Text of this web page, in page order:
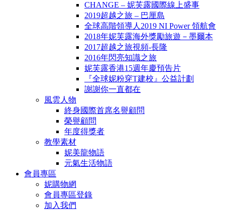
CHANGE – 妮芙露國際線上盛事
2019超越之旅 – 巴厘島
全球高階領導人2019 NI Power 領航會
2018年妮芙露海外獎勵旅遊－墨爾本
2017超越之旅視頻-長隆
2016年閃亮知識之旅
妮芙露香港15週年慶預告片
『全球妮粉穿T建校』公益計劃
謝謝你一直都在
風雲人物
終身國際首席名譽顧問
榮譽顧問
年度得獎者
教學素材
妮美龍物語
元氣生活物語
會員專區
妮購物網
會員專區登錄
加入我們